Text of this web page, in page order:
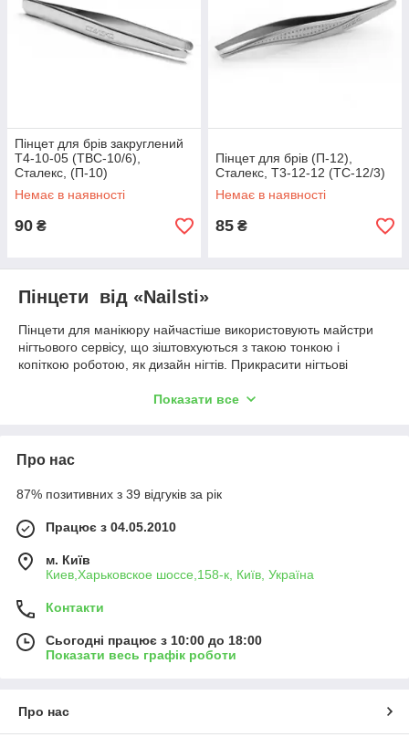
Пінцет для брів закруглений
T4-10-05 (TBC-10/6),
Сталекс, (П-10)
Немає в наявності
90 ₴
Пінцет для брів (П-12),
Сталекс, T3-12-12 (TC-12/3)
Немає в наявності
85 ₴
Пінцети від «Nailsti»
Пінцети для манікюру найчастіше використовують майстри
нігтьового сервісу, що зіштовхуються з такою тонкою і
копіткою роботою, як дизайн нігтів. Прикрасити нігтьові
мудрий візерунок без зручного пінцета практично неможливо.
При виборі пінцета потрібно визначитися, з якого матеріалу
рекомендують віддавати перевагу виробам з нержавіючої
практичністю і зручністю для дезінфекції. Тоді як пластмасові
роботі. Купуючи інструмент, орієнтуйтеся і на особисті
відчуття, наскільки комфортно вам виконувати різні
маніпуляції.
Пінцети для дизайну нігтів виконуються у різноманітному
дизайні. Купити той чи інший варіант ми пропонуємо в
нашому інтернет-магазині.
з заокругленими кінцями;
з вигнутими кінцями;
Показати все
Про нас
87% позитивних з 39 відгуків за рік
Працює з 04.05.2010
м. Київ
Киев,Харьковское шоссе,158-к, Київ, Україна
Контакти
Сьогодні працює з 10:00 до 18:00
Показати весь графік роботи
Про нас